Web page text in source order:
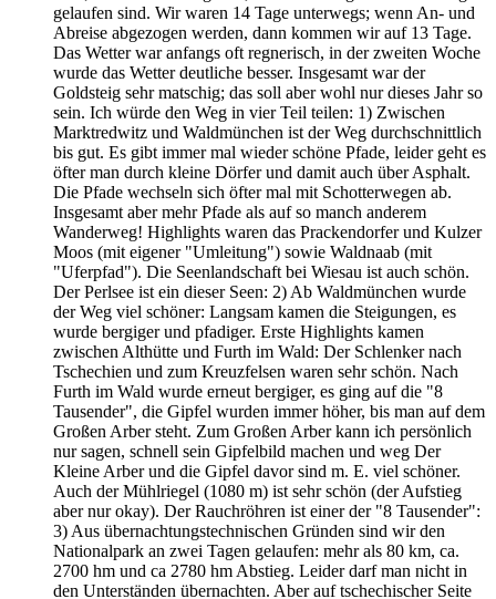
gelaufen sind. Wir waren 14 Tage unterwegs; wenn An- und
Abreise abgezogen werden, dann kommen wir auf 13 Tage.
Das Wetter war anfangs oft regnerisch, in der zweiten Woche
wurde das Wetter deutliche besser. Insgesamt war der
Goldsteig sehr matschig; das soll aber wohl nur dieses Jahr so
sein. Ich würde den Weg in vier Teil teilen: 1) Zwischen
Marktredwitz und Waldmünchen ist der Weg durchschnittlich
bis gut. Es gibt immer mal wieder schöne Pfade, leider geht es
öfter man durch kleine Dörfer und damit auch über Asphalt.
Die Pfade wechseln sich öfter mal mit Schotterwegen ab.
Insgesamt aber mehr Pfade als auf so manch anderem
Wanderweg! Highlights waren das Prackendorfer und Kulzer
Moos (mit eigener "Umleitung") sowie Waldnaab (mit
"Uferpfad"). Die Seenlandschaft bei Wiesau ist auch schön.
Der Perlsee ist ein dieser Seen: 2) Ab Waldmünchen wurde
der Weg viel schöner: Langsam kamen die Steigungen, es
wurde bergiger und pfadiger. Erste Highlights kamen
zwischen Althütte und Furth im Wald: Der Schlenker nach
Tschechien und zum Kreuzfelsen waren sehr schön. Nach
Furth im Wald wurde erneut bergiger, es ging auf die "8
Tausender", die Gipfel wurden immer höher, bis man auf dem
Großen Arber steht. Zum Großen Arber kann ich persönlich
nur sagen, schnell sein Gipfelbild machen und weg Der
Kleine Arber und die Gipfel davor sind m. E. viel schöner.
Auch der Mühlriegel (1080 m) ist sehr schön (der Aufstieg
aber nur okay). Der Rauchröhren ist einer der "8 Tausender":
3) Aus übernachtungstechnischen Gründen sind wir den
Nationalpark an zwei Tagen gelaufen: mehr als 80 km, ca.
2700 hm und ca 2780 hm Abstieg. Leider darf man nicht in
den Unterständen übernachten. Aber auf tschechischer Seite